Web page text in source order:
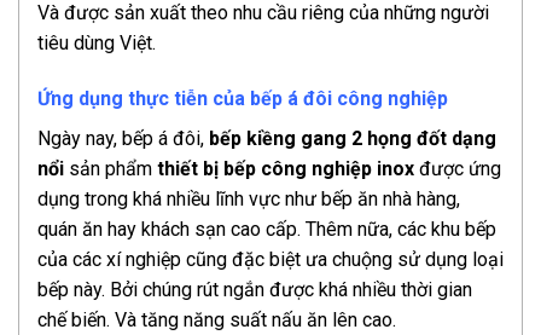
Và được sản xuất theo nhu cầu riêng của những người
tiêu dùng Việt.
Ứng dụng thực tiễn của bếp á đôi công nghiệp
Ngày nay, bếp á đôi, bếp kiềng gang 2 họng đốt dạng
nổi sản phẩm thiết bị bếp công nghiệp inox được ứng
dụng trong khá nhiều lĩnh vực như bếp ăn nhà hàng,
quán ăn hay khách sạn cao cấp. Thêm nữa, các khu bếp
của các xí nghiệp cũng đặc biệt ưa chuộng sử dụng loại
bếp này. Bởi chúng rút ngắn được khá nhiều thời gian
chế biến. Và tăng năng suất nấu ăn lên cao.